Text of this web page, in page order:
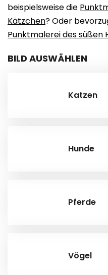
beispielsweise die
Kätzchen? Oder
Punktmalerei des süßen
BILD AUSWÄHLEN
Katzen
Hunde
Pferde
Vögel